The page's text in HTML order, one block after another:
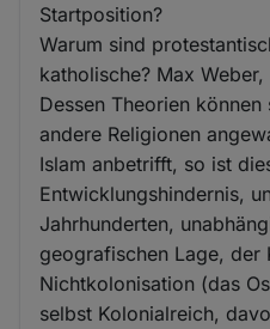
Startposition?
Warum sind
katholische? Max
Dessen Theorien
andere Religionen
Islam anbetrifft, so ist
Entwicklungshindernis,
Jahrhunderten,
geografischen Lage, der
Nichtkolonisation (das
selbst Kolonialreich,